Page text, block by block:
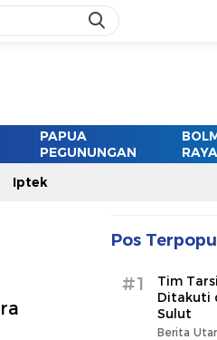
PAPUA
PEGUNUNGAN
RAYA
Iptek
Pos
#1
Tim
Ditakuti
Sulut
Berita